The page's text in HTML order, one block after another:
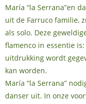
María “la Serrana”en
uit de Farruco familie,
als solo. Deze
flamenco in essentie
uitdrukking wordt
kan worden.
María “la Serrana”
danser uit. In onze